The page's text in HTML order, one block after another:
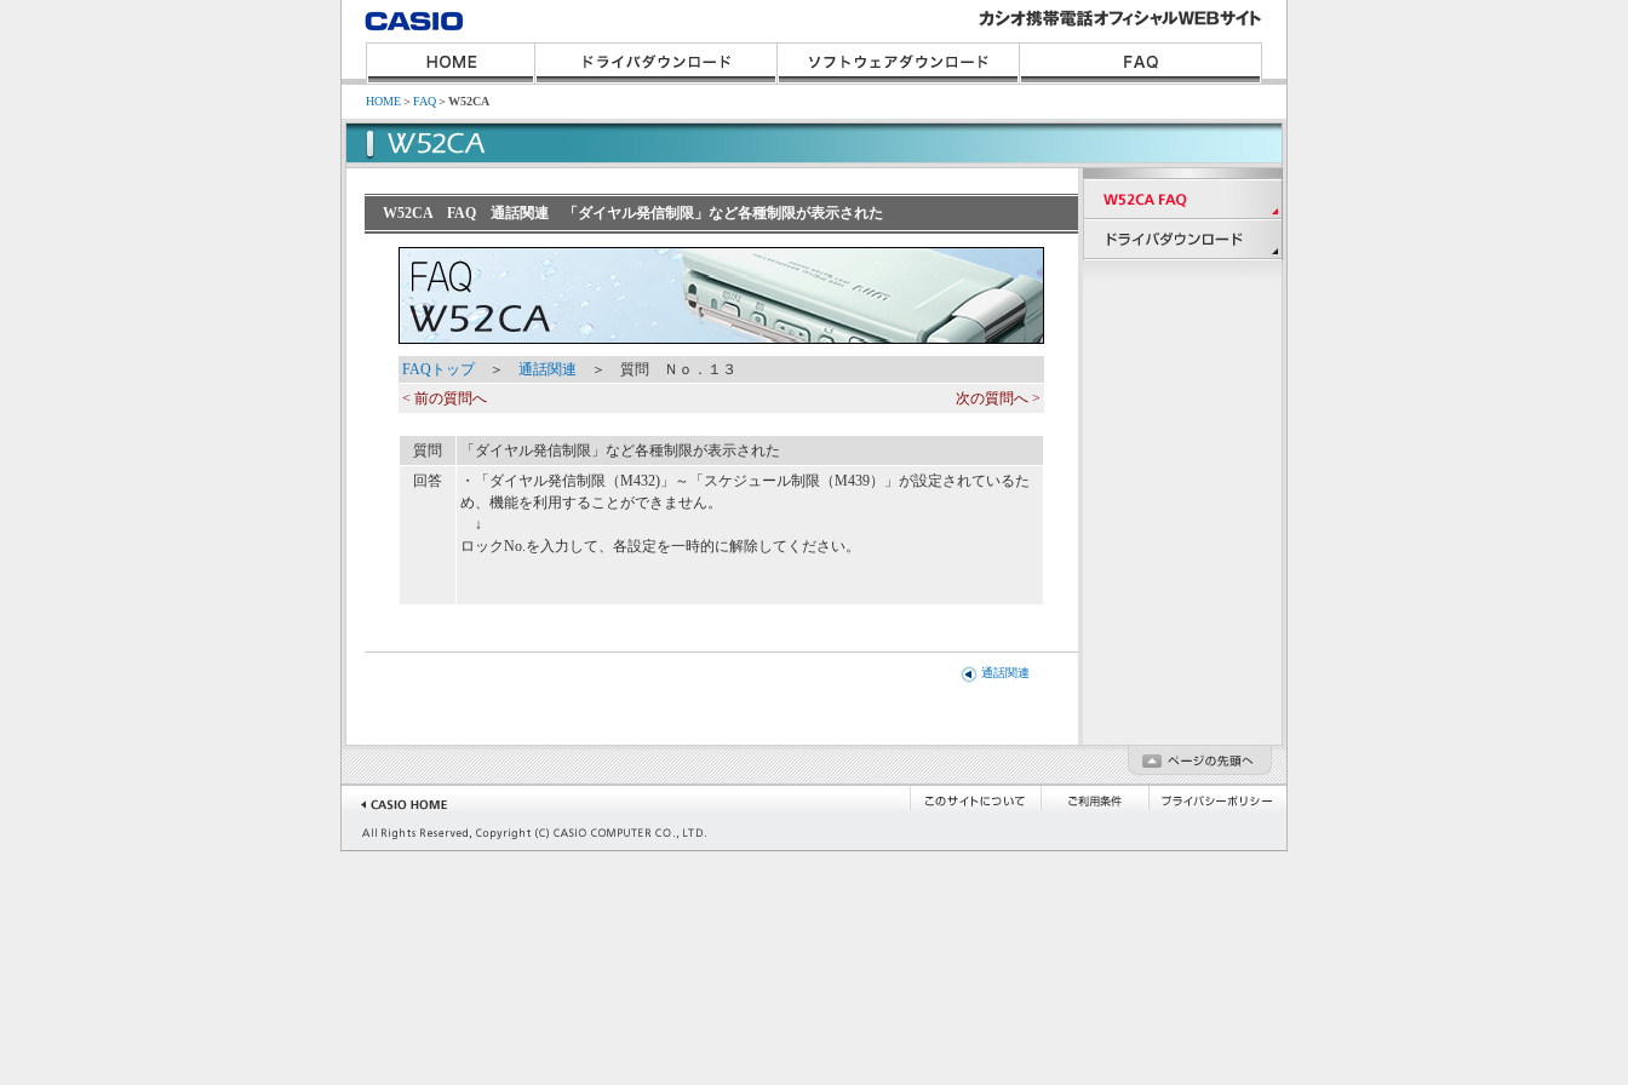
HOME＞FAQ＞W52CA
W52CA FAQ 通話関連 「ダイヤル発信制限」など各種制限が表示された
FAQトップ＞ 通話関連 ＞ 質問 Ｎｏ．１３
< 前の質問へ
次の質問へ >
質問
「ダイヤル発信制限」など各種制限が表示された
回答
・
「ダイヤル発信制限（M432)」～「スケジュール制限（M439）」が設定されているた
め、機能を利用することができません。
↓
ロックNo.を入力して、各設定を一時的に解除してください。
通話関連